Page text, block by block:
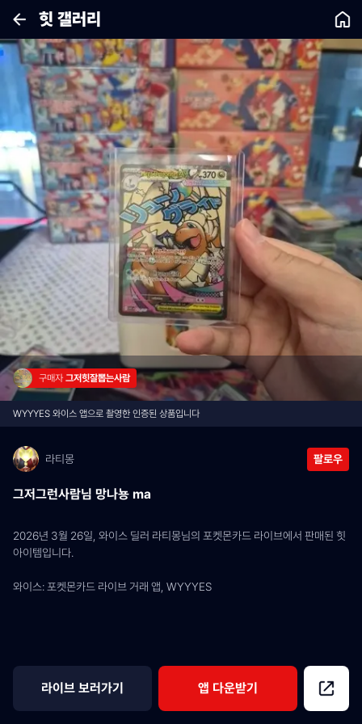
힛 갤러리
구매자 그저힛잘뽑는사람
WYYYES 와이스 앱으로 촬영한 인증된 상품입니다
라티몽 팔로우
그저그런사람님 망나뇽 ma
2026년 3월 26일, 와이스 딜러 라티몽님의 포켓몬카드 라이브에서 판매된 힛
아이템입니다.
와이스: 포켓몬카드 라이브 거래 앱, WYYYES
라이브 보러가기 앱 다운받기